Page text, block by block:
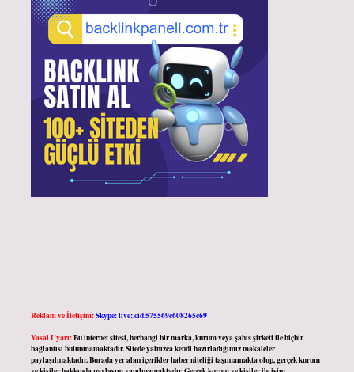
Reklam ve İletişim:Skype: live:.cid.575569c608265c69
Yasal Uyarı:Bu internet sitesi, herhangi bir marka, kurum veya şahıs şirketi ile hiçbir
bağlantısı bulunmamaktadır. Sitede yalnızca kendi hazırladığımız makaleler
paylaşılmaktadır. Burada yer alan içerikler haber niteliği taşımamakta olup, gerçek kurum